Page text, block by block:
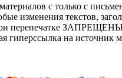
c только с
изменения текстов,
перепечатке
гиперссылка на источник